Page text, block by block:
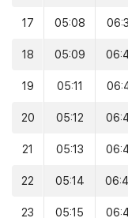
17 05:08
18 05:09
19 05:11
20 05:12
21 05:13
22 05:14
23 05:15